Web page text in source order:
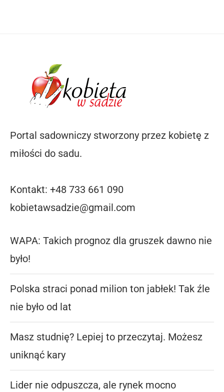
Portal sadowniczy stworzony przez kobietę z
miłości do sadu.
Kontakt: +48 733 661 090
kobietawsadzie@gmail.com
WAPA: Takich prognoz dla gruszek dawno nie
było!
Polska straci ponad milion ton jabłek! Tak źle
nie było od lat
Masz studnię? Lepiej to przeczytaj. Możesz
uniknąć kary
Lider nie odpuszcza, ale rynek mocno